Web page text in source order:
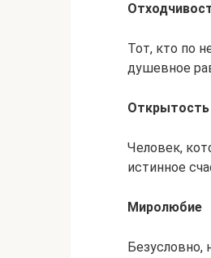
Тот, кто по
душевное
Открытость
Человек,
истинное
Миролюбие